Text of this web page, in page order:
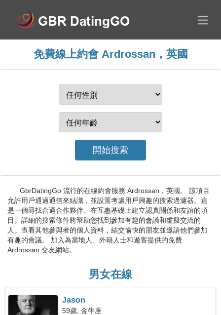
免費線上約會 Ardrossan，英國
GbrDatingGo 流行的在線約會服務 Ardrossan，英國。 該項目
允許用戶通過通信來結識，並設置考慮用戶興趣的搜索過濾器。這
是一個尋找合適合作夥伴、在互惠基礎上建立認真關係和友誼的項
目。詳細的搜索條件將幫助您找到參加有趣的會議和虛擬交流的
人。查看其他參與者的個人資料，結交愉快的朋友並邀請他們參加
有趣的會議。 加入為當地人、外籍人士和遊客提供的免費
Ardrossan 交友網站。
男女在線
Jason
59歲, 金牛座